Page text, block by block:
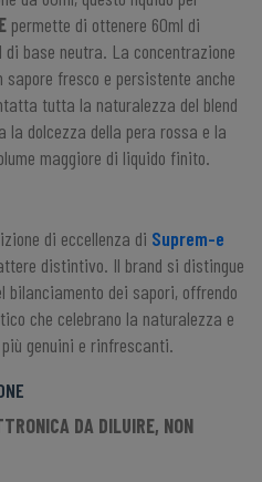
permette di ottenere 60ml di
base neutra. La concentrazione
fresco e persistente anche
tutta la naturalezza del blend
dolcezza della pera rossa e la
maggiore di liquido finito.
di eccellenza di Suprem-e
distintivo. Il brand si distingue
bilanciamento dei sapori, offrendo
che celebrano la naturalezza e
genuini e rinfrescanti.
DA DILUIRE, NON